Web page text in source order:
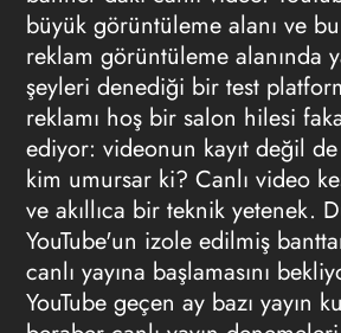
büyük görüntüleme alanı ve
reklam görüntüleme alanında
şeyleri denediği bir test
reklamı hoş bir salon hilesi
ediyor: videonun kayıt değil de
kim umursar ki? Canlı video
ve akıllıca bir teknik yetenek.
YouTube'un izole edilmiş
canlı yayına başlamasını
YouTube geçen ay bazı yayın